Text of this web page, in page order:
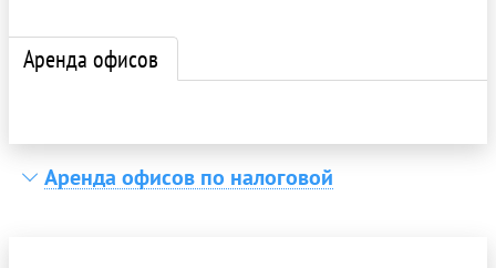
Аренда офисов
Аренда офисов по налоговой